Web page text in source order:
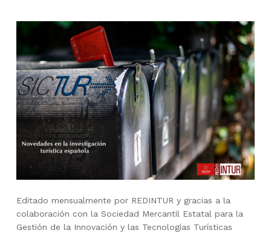
Editado mensualmente por REDINTUR y gracias a la
colaboración con la Sociedad Mercantil Estatal para la
Gestión de la Innovación y las Tecnologías Turísticas